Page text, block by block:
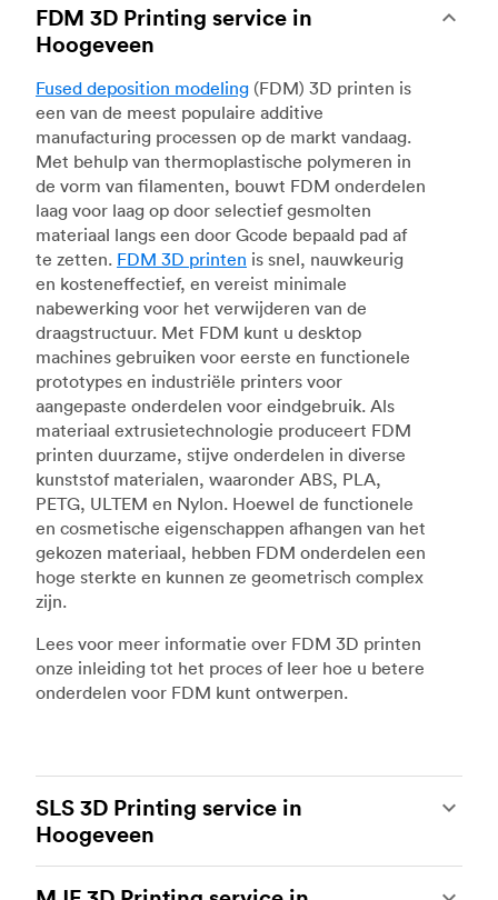
FDM 3D Printing service in
Hoogeveen
Fused deposition modeling (FDM) 3D printen is
een van de meest populaire additive
manufacturing processen op de markt vandaag.
Met behulp van thermoplastische polymeren in
de vorm van filamenten, bouwt FDM onderdelen
laag voor laag op door selectief gesmolten
materiaal langs een door Gcode bepaald pad af
te zetten. FDM 3D printen is snel, nauwkeurig
en kosteneffectief, en vereist minimale
nabewerking voor het verwijderen van de
draagstructuur. Met FDM kunt u desktop
machines gebruiken voor eerste en functionele
prototypes en industriële printers voor
aangepaste onderdelen voor eindgebruik. Als
materiaal extrusietechnologie produceert FDM
printen duurzame, stijve onderdelen in diverse
kunststof materialen, waaronder ABS, PLA,
PETG, ULTEM en Nylon. Hoewel de functionele
en cosmetische eigenschappen afhangen van het
gekozen materiaal, hebben FDM onderdelen een
hoge sterkte en kunnen ze geometrisch complex
zijn.
Lees voor meer informatie over FDM 3D printen
onze inleiding tot het proces of leer hoe u betere
onderdelen voor FDM kunt ontwerpen.
SLS 3D Printing service in
Hoogeveen